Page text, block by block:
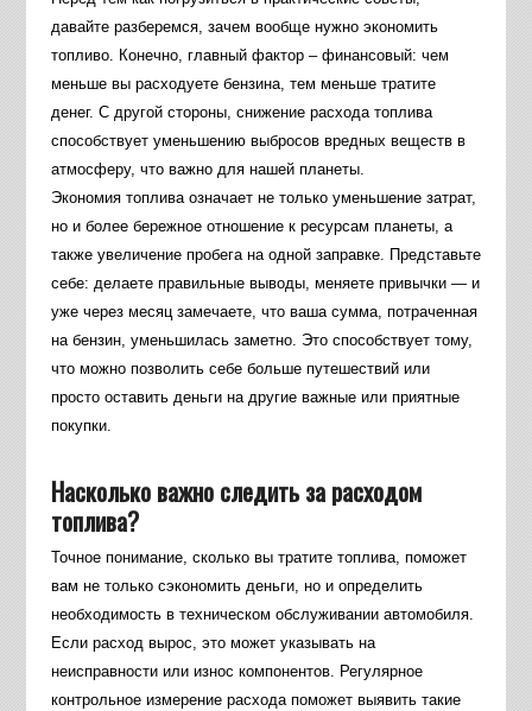
давайте разберемся, зачем вообще нужно экономить
топливо. Конечно, главный фактор – финансовый: чем
меньше вы расходуете бензина, тем меньше тратите
денег. С другой стороны, снижение расхода топлива
способствует уменьшению выбросов вредных веществ в
атмосферу, что важно для нашей планеты.
Экономия топлива означает не только уменьшение затрат,
но и более бережное отношение к ресурсам планеты, а
также увеличение пробега на одной заправке. Представьте
себе: делаете правильные выводы, меняете привычки — и
уже через месяц замечаете, что ваша сумма, потраченная
на бензин, уменьшилась заметно. Это способствует тому,
что можно позволить себе больше путешествий или
просто оставить деньги на другие важные или приятные
покупки.
Насколько важно следить за расходом
топлива?
Точное понимание, сколько вы тратите топлива, поможет
вам не только сэкономить деньги, но и определить
необходимость в техническом обслуживании автомобиля.
Если расход вырос, это может указывать на
неисправности или износ компонентов. Регулярное
контрольное измерение расхода поможет выявить такие